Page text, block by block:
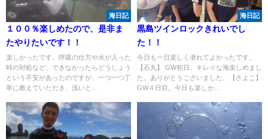
海日記
１００％楽しめたので、是非ま
たやりたいです！！
楽しかったです。呼吸の仕方や水が入った
時の対処など、できなかったらどうしょう
という不安があったのですが、一つ一つ丁
寧に教えていただき、浅いと...
海日記
黒島ツインロックきれいでし
た！！
今日も一日楽しく潜れてよかったです。
【石丸】 GW初日、キレイな海楽しめまし
た。ありがとうございました。【さよこ】
GW４日目。今日も楽しか...